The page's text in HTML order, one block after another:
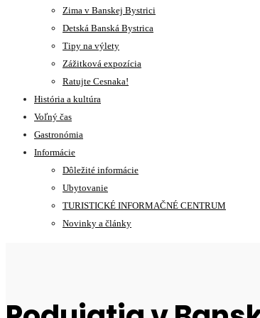
Zima v Banskej Bystrici
Detská Banská Bystrica
Tipy na výlety
Zážitková expozícia
Ratujte Cesnaka!
História a kultúra
Voľný čas
Gastronómia
Informácie
Dôležité informácie
Ubytovanie
TURISTICKÉ INFORMAČNÉ CENTRUM
Novinky a články